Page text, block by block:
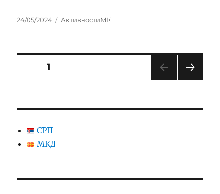
Posted
24/05/2024 Categories
АктивностиМК
Posts
PAGE1
СРП
МКД